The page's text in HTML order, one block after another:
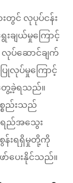
တွင် လုပုပ်ငန်း
ချယ်မှုကြောင့်
ပ်ဆောင်ချက်
ပြုလုပ်မှုကြောင့်
ေ့ခဲ့ရသည်။
စည်းသည်
ရည်အသွေး
န်းရရှိမှုတို့ကို
ော်ပေးနိုင်သည်။